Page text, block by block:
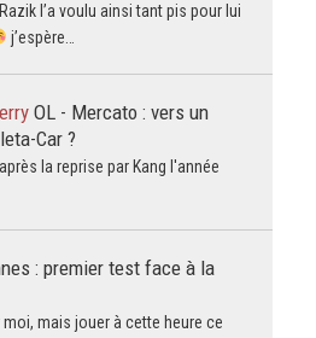
l’a voulu ainsi tant pis pour lui
j’espère…
OL - Mercato : vers un
Car ?
la reprise par Kang l'année
: premier test face à la
mais jouer à cette heure ce